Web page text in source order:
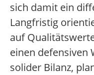
sich damit ein
Langfristig
auf
einen defensiven
solider Bilanz,